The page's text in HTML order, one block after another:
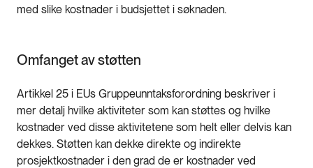
med slike kostnader i budsjettet i søknaden.
Omfanget av støtten
Artikkel 25 i EUs Gruppeunntaksforordning beskriver i
mer detalj hvilke aktiviteter som kan støttes og hvilke
kostnader ved disse aktivitetene som helt eller delvis kan
dekkes. Støtten kan dekke direkte og indirekte
prosjektkostnader i den grad de er kostnader ved